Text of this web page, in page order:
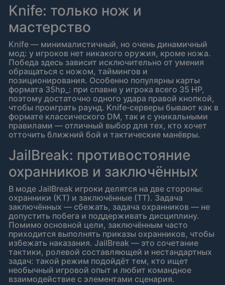
Knife: только нож и
мастерство
Knife — минималистичный, но очень динамичный
мод: у игроков нет никакого оружия, кроме ножа.
Победа здесь зависит исключительно от умения
обращаться с ножом, таймингов и
позиционирования. Особенно популярны карты
формата 35hp_: при спавне у игрока всего 35 HP,
поэтому достаточно одного удара правой кнопкой,
чтобы проиграть раунд. Knife‑серверы бывают как в
формате классического DM, так и с уникальными
правилами — отличный выбор для тех, кто хочет
отточить ближний бой и тактические манёвры.
JailBreak: противостояние
охранников и заключённых
В моде JailBreak игроки делятся на две стороны:
охранники (КТ) и заключённые (ТТ). Задача
заключённых — сбежать, задача охранников — не
допустить побега и поддерживать дисциплину.
Помимо основной цели, заключённым часто
приходится выполнять приказы охранников, чтобы
избежать наказания. JailBreak — это сочетание
тактики, ролевой составляющей и нестандартных
задач: такой режим подойдёт тем, кто ищет
необычный игровой опыт и любит командное
взаимодействие с элементами сценария.